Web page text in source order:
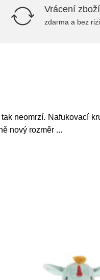
Vrácení
zdarma a bez
neomrzí. Nafukovací
nový rozměr ...